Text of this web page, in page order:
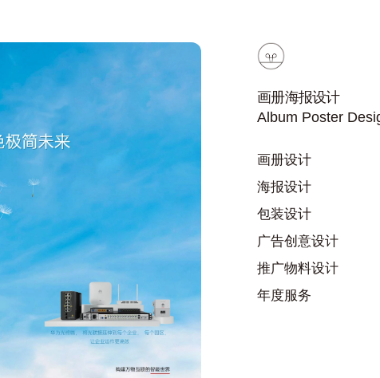
画册海报设计
Album Poster
画册设计
海报设计
包装设计
广告创意设计
推广物料设计
年度服务